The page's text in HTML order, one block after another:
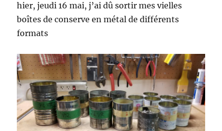
hier, jeudi 16 mai, j’ai dû sortir mes vielles
boîtes de conserve en métal de différents
formats